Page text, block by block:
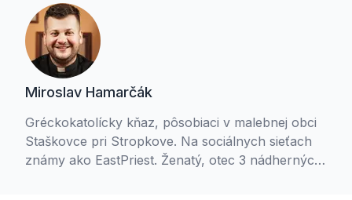
Miroslav Hamarčák
Gréckokatolícky kňaz, pôsobiaci v malebnej obci
Staškovce pri Stropkove. Na sociálnych sieťach
známy ako EastPriest. Ženatý, otec 3 nádherných